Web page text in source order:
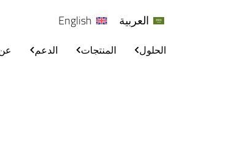
العربية English
الحلول المنتجات الدعم